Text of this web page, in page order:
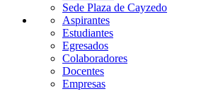
Sede Plaza de Cayzedo
Aspirantes
Estudiantes
Egresados
Colaboradores
Docentes
Empresas